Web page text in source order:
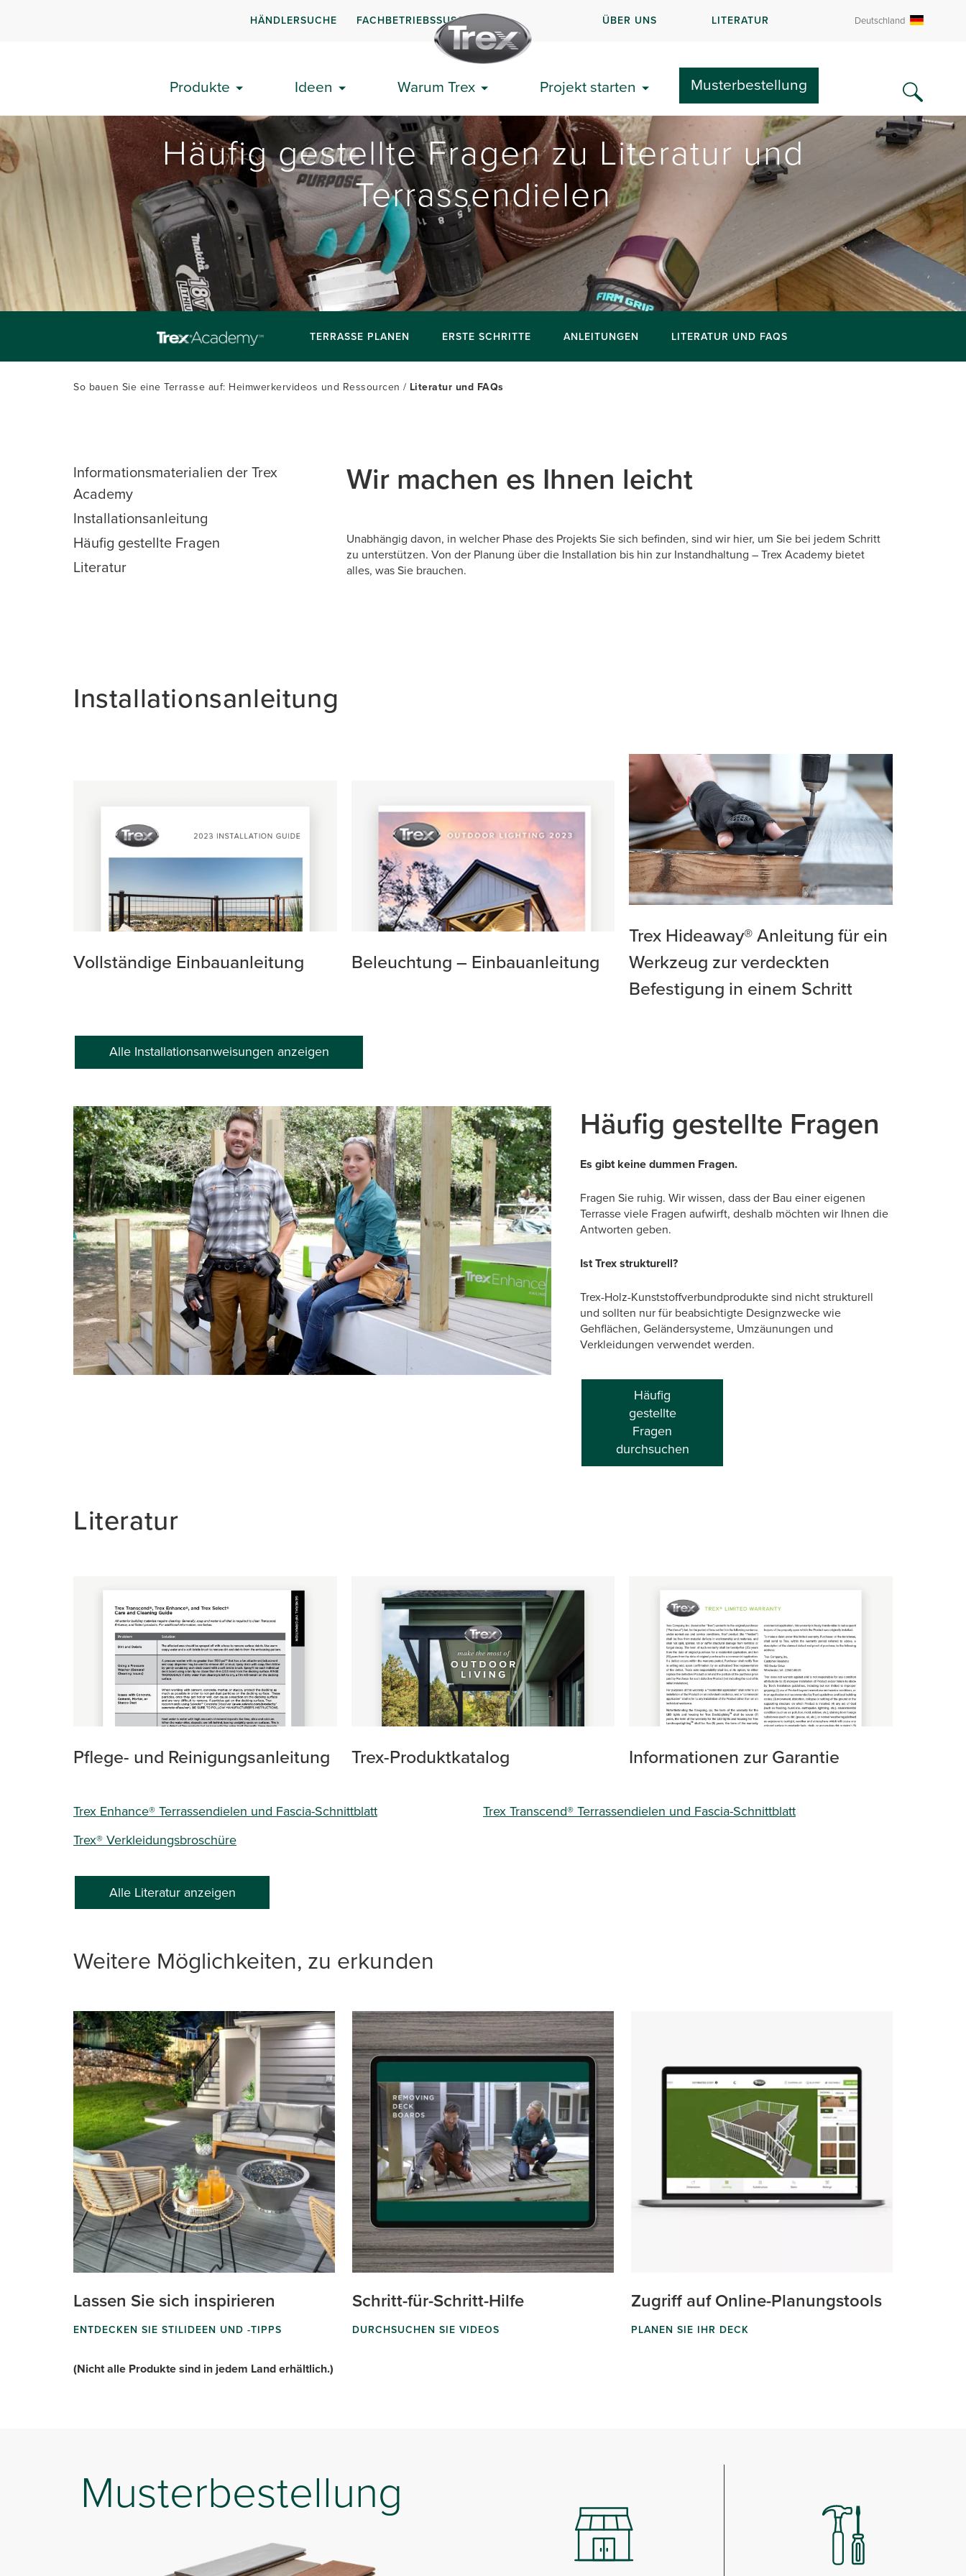
HÄNDLERSUCHE FACHBETRIEBSSUSCHE ÜBER UNS LITERATUR Deutschland
Produkte Ideen Warum Trex Projekt starten Musterbestellung
Häufig gestellte Fragen zu Literatur und
Terrassendielen
TERRASSE PLANEN ERSTE SCHRITTE ANLEITUNGEN LITERATUR UND FAQS
So bauen Sie eine Terrasse auf: Heimwerkervideos und Ressourcen Literatur und FAQs
Informationsmaterialien der Trex
Academy
Installationsanleitung
Häufig gestellte Fragen
Literatur
Wir machen es Ihnen leicht
Unabhängig davon, in welcher Phase des Projekts Sie sich befinden, sind wir hier, um Sie bei jedem Schritt
zu unterstützen. Von der Planung über die Installation bis hin zur Instandhaltung – Trex Academy bietet
alles, was Sie brauchen.
Installationsanleitung
Vollständige Einbauanleitung Beleuchtung – Einbauanleitung
Trex Hideaway® Anleitung für ein
Werkzeug zur verdeckten
Befestigung in einem Schritt
Alle Installationsanweisungen anzeigen
Häufig gestellte Fragen
Es gibt keine dummen Fragen.
Fragen Sie ruhig. Wir wissen, dass der Bau einer eigenen
Terrasse viele Fragen aufwirft, deshalb möchten wir Ihnen die
Antworten geben.
Ist Trex strukturell?
Trex-Holz-Kunststoffverbundprodukte sind nicht strukturell
und sollten nur für beabsichtigte Designzwecke wie
Gehflächen, Geländersysteme, Umzäunungen und
Verkleidungen verwendet werden.
Häufig
gestellte
Fragen
durchsuchen
Literatur
Pflege- und Reinigungsanleitung Trex-Produktkatalog Informationen zur Garantie
Trex Enhance® Terrassendielen und Fascia-Schnittblatt
Trex Transcend® Terrassendielen und Fascia-Schnittblatt
Trex® Verkleidungsbroschüre
Alle Literatur anzeigen
Weitere Möglichkeiten, zu erkunden
Lassen Sie sich inspirieren
ENTDECKEN SIE STILIDEEN UND -TIPPS
Schritt-für-Schritt-Hilfe
DURCHSUCHEN SIE VIDEOS
Zugriff auf Online-Planungstools
PLANEN SIE IHR DECK
(Nicht alle Produkte sind in jedem Land erhältlich.)
Musterbestellung